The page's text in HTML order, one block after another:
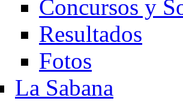
Concursos y
Resultados
Fotos
La Sabana